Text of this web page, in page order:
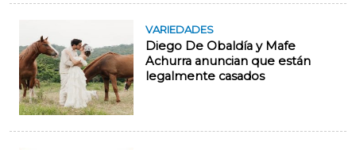
VARIEDADES
Diego De Obaldía y Mafe
Achurra anuncian que están
legalmente casados